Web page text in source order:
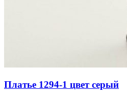
Платье 1294-1 цвет серый